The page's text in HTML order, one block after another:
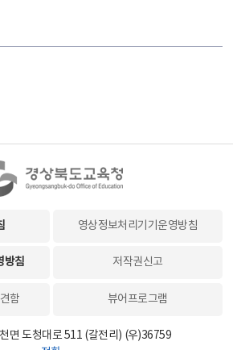
영상정보처리기기운영방침
방침 저작권신고
함 뷰어프로그램
면 도청대로 511 (갈전리) (우)36759